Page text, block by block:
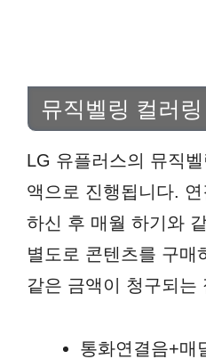
뮤직벨링 컬러
LG 유플러스의 뮤직
액으로 진행됩니다.
하신 후 매월 하기와
별도로 콘텐츠를 구매
같은 금액이 청구되는
통화연결음+매